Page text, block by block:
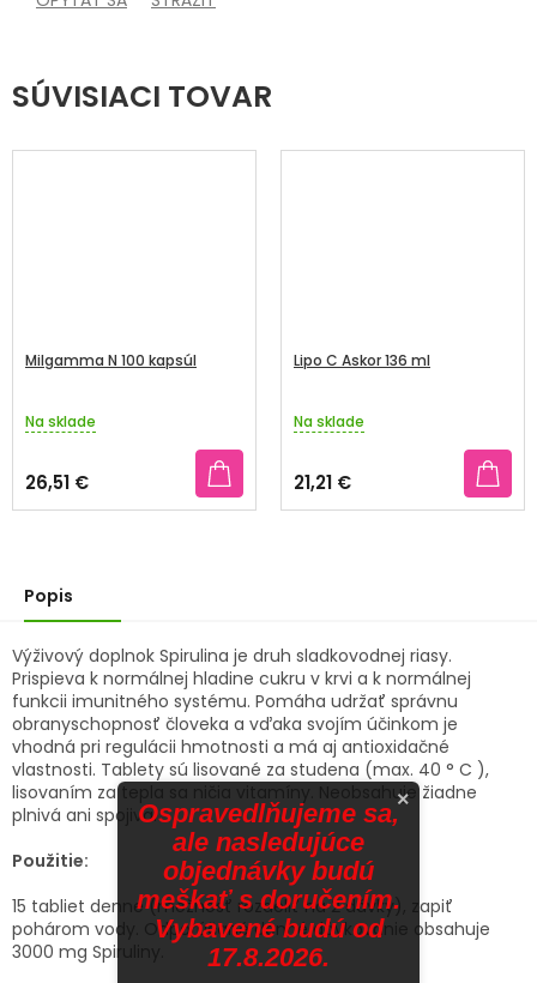
SÚVISIACI TOVAR
Milgamma N 100 kapsúl
Priemerné
produktu
je
3,2
hviezdičiek.
Na sklade
26,51 €
Lipo C Askor 136 ml
Priemerné
produktu
je
5,0
Na sklade
21,21 €
Popis
Výživový doplnok Spirulina je druh sladkovodnej riasy.
Prispieva k normálnej hladine cukru v krvi a k normálnej
funkcii imunitného systému. Pomáha udržať správnu
obranyschopnosť človeka a vďaka svojím účinkom je
vhodná pri regulácii hmotnosti a má aj antioxidačné
vlastnosti. Tablety sú lisované za studena (max. 40 ° C ),
lisovaním za tepla sa ničia vitamíny. Neobsahuje žiadne
plnivá ani spojiva.
Použitie:
15 tabliet denne (možnosť rozdeliť na 2 dávky), zapiť
pohárom vody. Odporúčané denné dávkovanie obsahuje
3000 mg Spiruliny.
×
Ospravedlňujeme sa,
ale nasledujúce
objednávky budú
meškať s doručením.
Vybavené budú od
17.8.2026.